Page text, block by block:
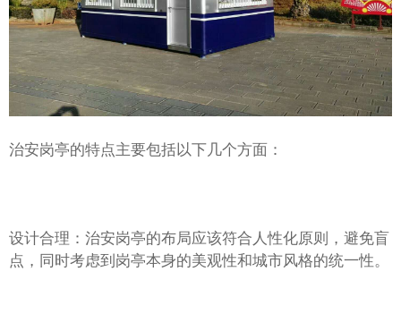
治安岗亭的特点主要包括以下几个方面：
设计合理：治安岗亭的布局应该符合人性化原则，避免盲
点，同时考虑到岗亭本身的美观性和城市风格的统一性。